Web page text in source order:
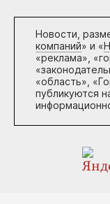
Новости,
компаний» и «
«реклама»,
«область»,
публикуются